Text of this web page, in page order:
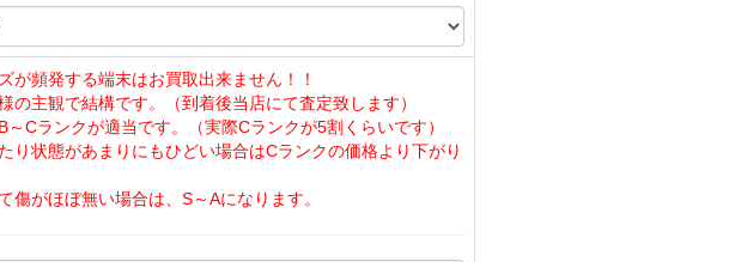
が頻発する端末はお買取出来ません！！
の主観で結構です。（到着後当店にて査定致します）
Cランクが適当です。（実際Cランクが5割くらいです）
り状態があまりにもひどい場合はCランクの価格より下がり
傷がほぼ無い場合は、S～Aになります。